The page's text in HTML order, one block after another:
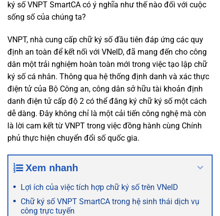
ký số VNPT SmartCA có ý nghĩa như thế nào đối với cuộc
sống số của chúng ta?
VNPT, nhà cung cấp chữ ký số đầu tiên đáp ứng các quy
định an toàn để kết nối với VNeID, đã mang đến cho công
dân một trải nghiệm hoàn toàn mới trong việc tạo lập chữ
ký số cá nhân. Thông qua hệ thống định danh và xác thực
điện tử của Bộ Công an, công dân sở hữu tài khoản định
danh điện tử cấp độ 2 có thể đăng ký chữ ký số một cách
dễ dàng. Đây không chỉ là một cải tiến công nghệ mà còn
là lời cam kết từ VNPT trong việc đồng hành cùng Chính
phủ thực hiện chuyển đổi số quốc gia.
Xem nhanh
Lợi ích của việc tích hợp chữ ký số trên VNeID
Chữ ký số VNPT SmartCA trong hệ sinh thái dịch vụ
công trực tuyến